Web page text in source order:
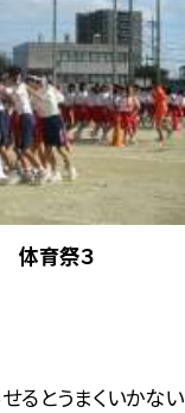
体育祭３
るとうまくいかない